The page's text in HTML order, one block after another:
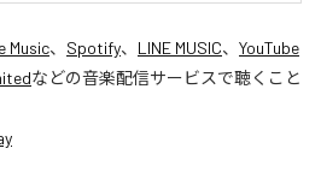
Music、 Spotify、 LINE MUSIC、 YouTube
などの音楽配信サービスで聴くこと